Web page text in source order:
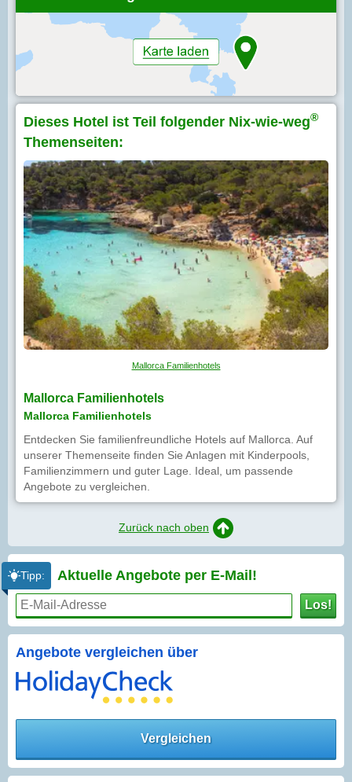
Dieses Hotel ist Teil folgender Nix-wie-weg®
Themenseiten:
Mallorca Familienhotels
Mallorca Familienhotels
Mallorca Familienhotels
Entdecken Sie familienfreundliche Hotels auf Mallorca. Auf
unserer Themenseite finden Sie Anlagen mit Kinderpools,
Familienzimmern und guter Lage. Ideal, um passende
Angebote zu vergleichen.
Zurück nach oben
Tipp: Aktuelle Angebote per E-Mail!
Los!
Angebote vergleichen über
Vergleichen